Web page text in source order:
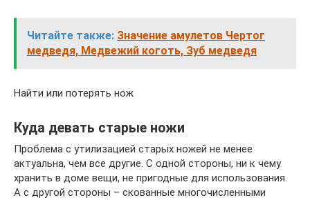
Читайте также: Значение амулетов Чертог
медведя, Медвежий коготь, Зуб медведя
Найти или потерять нож
Куда девать старые ножи
Проблема с утилизацией старых ножей не менее
актуальна, чем все другие. С одной стороны, ни к чему
хранить в доме вещи, не пригодные для использования.
А с другой стороны – скованные многочисленными